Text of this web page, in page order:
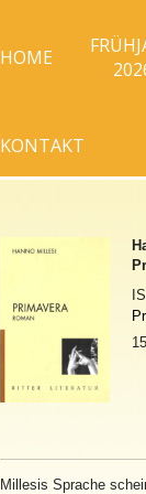
HOME
KONTAKT
Millesis Sprache